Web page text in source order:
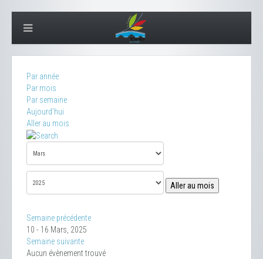
Par année
Par mois
Par semaine
Aujourd'hui
Aller au mois
Aller au mois
Semaine précédente
10 - 16 Mars, 2025
Semaine suivante
Aucun évènement trouvé